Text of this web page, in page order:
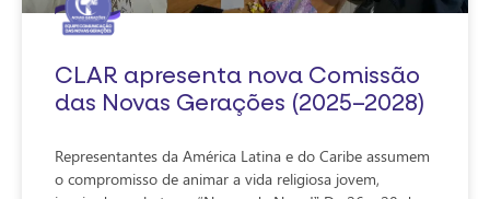
CLAR apresenta nova Comissão
das Novas Gerações (2025–2028)
Representantes da América Latina e do Caribe assumem
o compromisso de animar a vida religiosa jovem,